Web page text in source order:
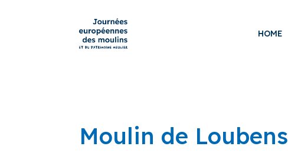
HOME
Moulin de Loubens